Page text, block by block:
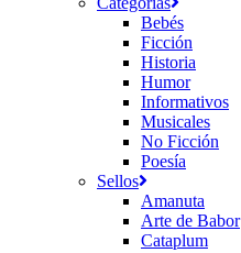
Bebés
Ficción
Historia
Humor
Informativos
Musicales
No Ficción
Poesía
Sellos
Amanuta
Arte de Babor
Cataplum